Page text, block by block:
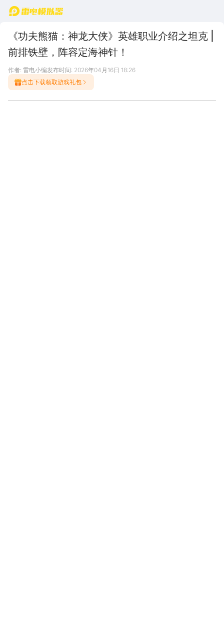
首页
《功夫熊猫：神龙大侠》英雄职业介绍之坦克 |
前排铁壁，阵容定海神针！
作者: 雷电小编发布时间: 2026年04月16日 18:26
点击下载领取游戏礼包